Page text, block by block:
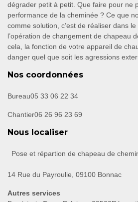
dégrader petit à petit. Que faire pour ne
performance de la cheminée ? Ce que
comme solution, c’est de réaliser dans
l’opération de changement de chapeau
cela, la fonction de votre appareil de
danger quel que soit les agressions
Nos coordonnées
Bureau05 33 06 22 34
Chantier06 26 96 23 69
Nous localiser
Pose et répartion de chapeau de
14 Rue du Payroulie, 09100 Bonnac
Autres services